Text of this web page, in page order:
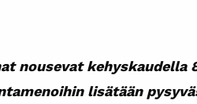
nousevat kehyskaudella
lisätään